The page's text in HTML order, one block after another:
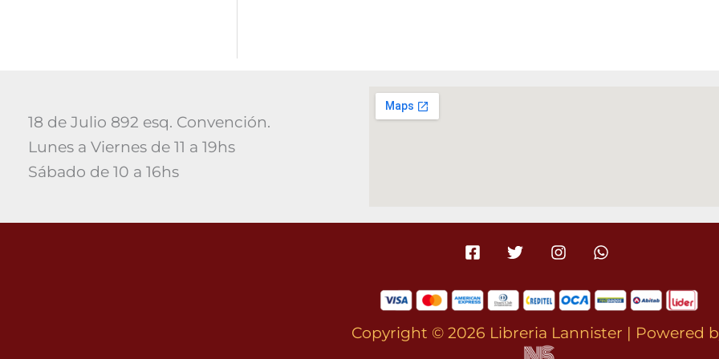
18 de Julio 892 esq. Convención.
Lunes a Viernes de 11 a 19hs
Sábado de 10 a 16hs
Copyright © 2026 Libreria Lannister | Powered